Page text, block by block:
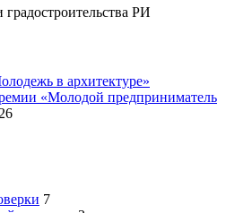
РИ
в архитектуре»
«Молодой предприниматель
7